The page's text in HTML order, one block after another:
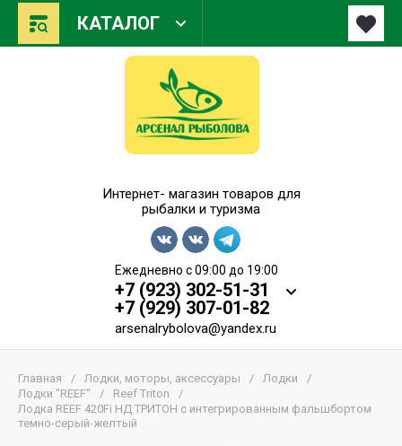
КАТАЛОГ
Интернет- магазин товаров для
рыбалки и туризма
Ежедневно с 09:00 до 19:00
+7 (923) 302-51-31
+7 (929) 307-01-82
arsenalrybolova@yandex.ru
Главная / Лодки, моторы, аксессуары / Лодки
/
Лодки "REEF"
/ Reef Triton
/
Лодка REEF 420Fi НД ТРИТОН с интегрированным фальшбортом
темно-серый-желтый